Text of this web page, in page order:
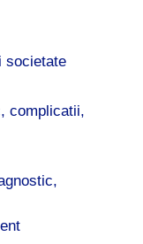
societate
complicatii,